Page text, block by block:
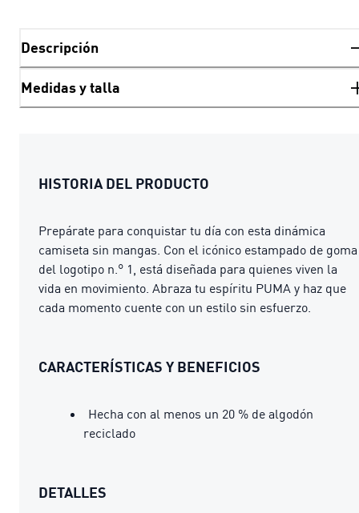
Descripción
Medidas y talla
HISTORIA DEL PRODUCTO
Prepárate para conquistar tu día con esta dinámica
camiseta sin mangas. Con el icónico estampado de goma
del logotipo n.° 1, está diseñada para quienes viven la
vida en movimiento. Abraza tu espíritu PUMA y haz que
cada momento cuente con un estilo sin esfuerzo.
CARACTERÍSTICAS Y BENEFICIOS
Hecha con al menos un 20 % de algodón
reciclado
DETALLES